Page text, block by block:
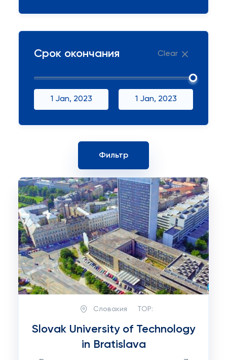
Срок окончания Clear
1 Jan, 2023 1 Jan, 2023
Словакия TOP:
Slovak University of Technology
in Bratislava